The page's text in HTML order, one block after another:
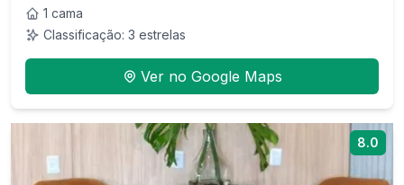
1 cama
Classificação: 3 estrelas
Ver no Google Maps
8.0